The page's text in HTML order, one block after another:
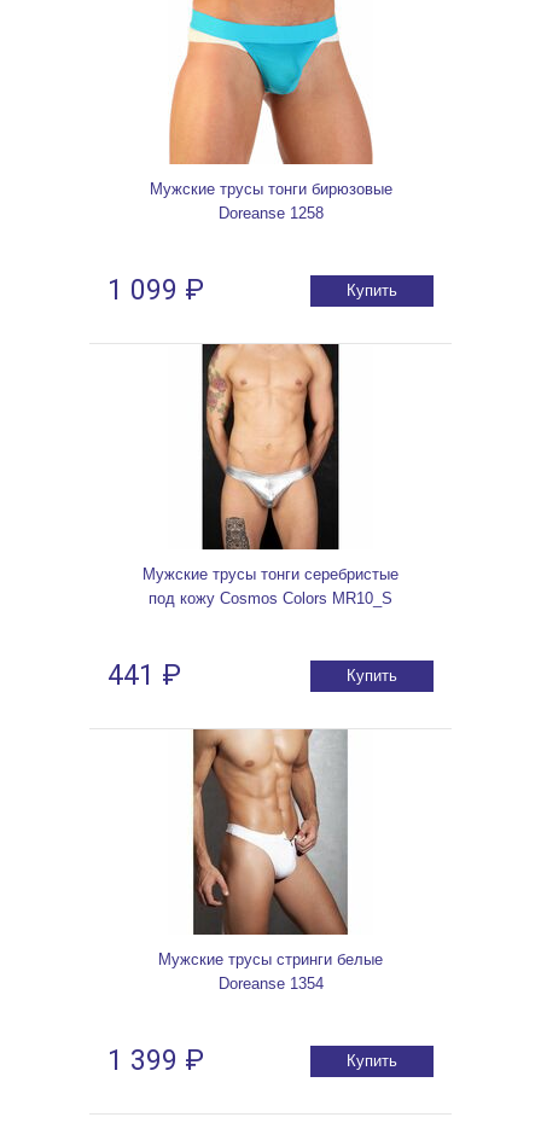
Мужские трусы тонги бирюзовые
Doreanse 1258
1 099 ₽ Купить
Мужские трусы тонги серебристые
под кожу Cosmos Colors MR10_S
441 ₽ Купить
Мужские трусы стринги белые
Doreanse 1354
1 399 ₽ Купить